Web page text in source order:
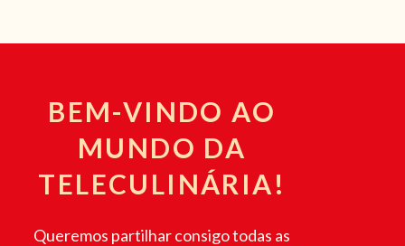
BEM-VINDO AO
MUNDO DA
TELECULINÁRIA!
Queremos partilhar consigo todas as